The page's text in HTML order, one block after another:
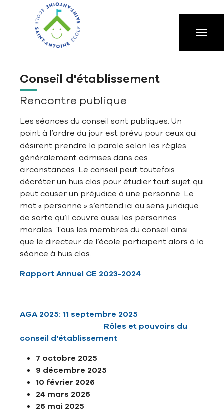
Aller à la navigation principale
Aller au contenu principal
Passer au pied de page
Conseil d'établissement
Rencontre publique
Les séances du conseil sont publiques. Un
point à l’ordre du jour est prévu pour ceux qui
désirent prendre la parole selon les règles
généralement admises dans ces
circonstances. Le conseil peut toutefois
décréter un huis clos pour étudier tout sujet qui
peut causer un préjudice à une personne. Le
mot « personne » s’entend ici au sens juridique
de sorte qu’il couvre aussi les personnes
morales. Tous les membres du conseil ainsi
que le directeur de l’école participent alors à la
séance à huis clos.
Rapport Annuel CE 2023-2024
AGA 2025: 11 septembre 2025
Rôles et pouvoirs du
conseil d'établissement
7 octobre 2025
9 décembre 2025
10 février 2026
24 mars 2026
26 mai 2025